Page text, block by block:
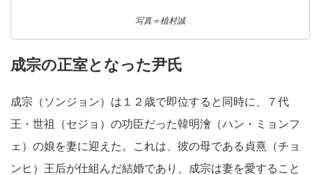
写真＝植村誠
成宗の正室となった尹氏
成宗（ソンジョン）は１２歳で即位すると同時に、７代
王・世祖（セジョ）の功臣だった韓明澮（ハン・ミョンフ
ェ）の娘を妻に迎えた。これは、彼の母である貞熹（チョ
ンヒ）王后が仕組んだ結婚であり、成宗は妻を愛すること